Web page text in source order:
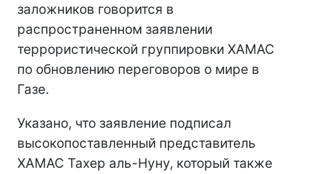
заложников говорится в
распространенном заявлении
террористической группировки ХАМАС
по обновлению переговоров о мире в
Газе.
Указано, что заявление подписал
высокопоставленный представитель
ХАМАС Тахер аль-Нуну, который также